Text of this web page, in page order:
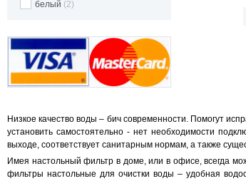
белый (2)
Низкое качество воды – бич современности. Помогут
установить самостоятельно - нет необходимости
выходе, соответствует санитарным нормам, а также
Имея настольный фильтр в доме, или в офисе, всегда
фильтры настольные для очистки воды – удобная